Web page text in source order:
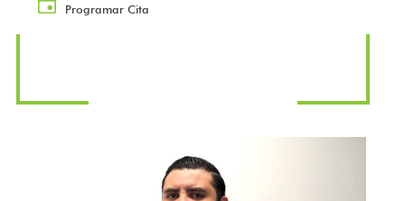
Programar Cita